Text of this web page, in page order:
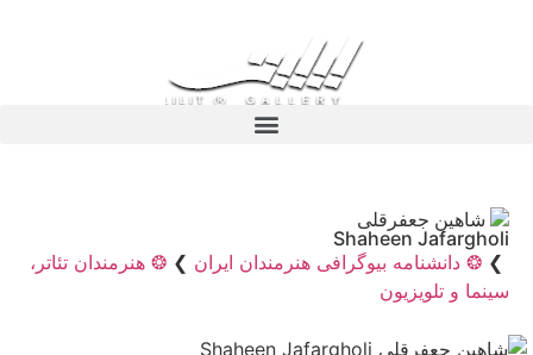
شاهین جعفرقلی
Shaheen Jafargholi
❯ ❂ دانشنامه بیوگرافی هنرمندان ایران ❯ ❂ هنرمندان تئاتر،
سینما و تلویزیون